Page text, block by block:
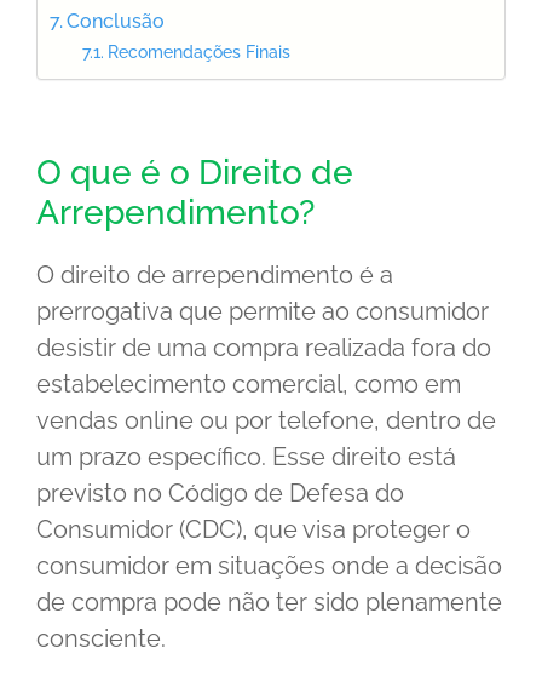
Conclusão
Recomendações Finais
O que é o Direito de
Arrependimento?
O direito de arrependimento é a
prerrogativa que permite ao consumidor
desistir de uma compra realizada fora do
estabelecimento comercial, como em
vendas online ou por telefone, dentro de
um prazo específico. Esse direito está
previsto no Código de Defesa do
Consumidor (CDC), que visa proteger o
consumidor em situações onde a decisão
de compra pode não ter sido plenamente
consciente.